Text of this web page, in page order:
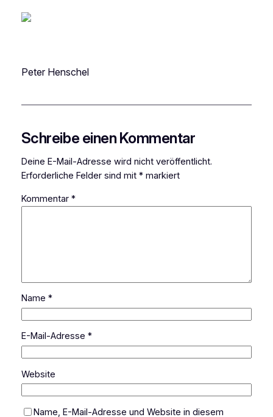
Peter Henschel
Schreibe einen Kommentar
Deine E-Mail-Adresse wird nicht veröffentlicht.
Erforderliche Felder sind mit *markiert
Kommentar *
Name *
E-Mail-Adresse *
Website
Name, E-Mail-Adresse und Website in diesem